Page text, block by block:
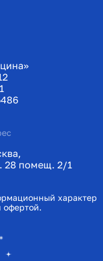
28 помещ. 2/1
характер
офертой.